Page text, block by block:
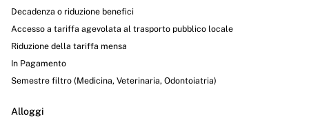
Decadenza o riduzione benefici
Accesso a tariffa agevolata al trasporto pubblico locale
Riduzione della tariffa mensa
In Pagamento
Semestre filtro (Medicina, Veterinaria, Odontoiatria)
Alloggi